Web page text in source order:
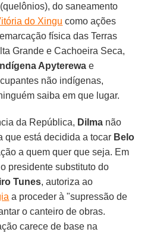
do saneamento
do Xingu como ações
física das Terras
Grande e Cachoeira Seca,
Apyterewa e
não indígenas,
saiba em que lugar.
da República, Dilma não
que está decidida a tocar Belo
a quem quer que seja. Em
presidente substituto do
Tunes, autoriza ao
a proceder à "supressão de
o canteiro de obras.
carece de base na